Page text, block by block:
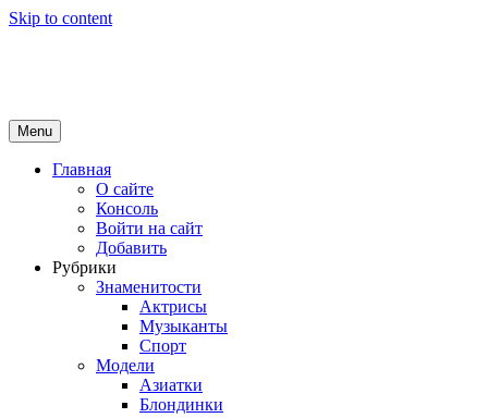
Skip to content
Menu
Главная
О сайте
Консоль
Войти на сайт
Добавить
Рубрики
Знаменитости
Актрисы
Музыканты
Спорт
Модели
Азиатки
Блондинки